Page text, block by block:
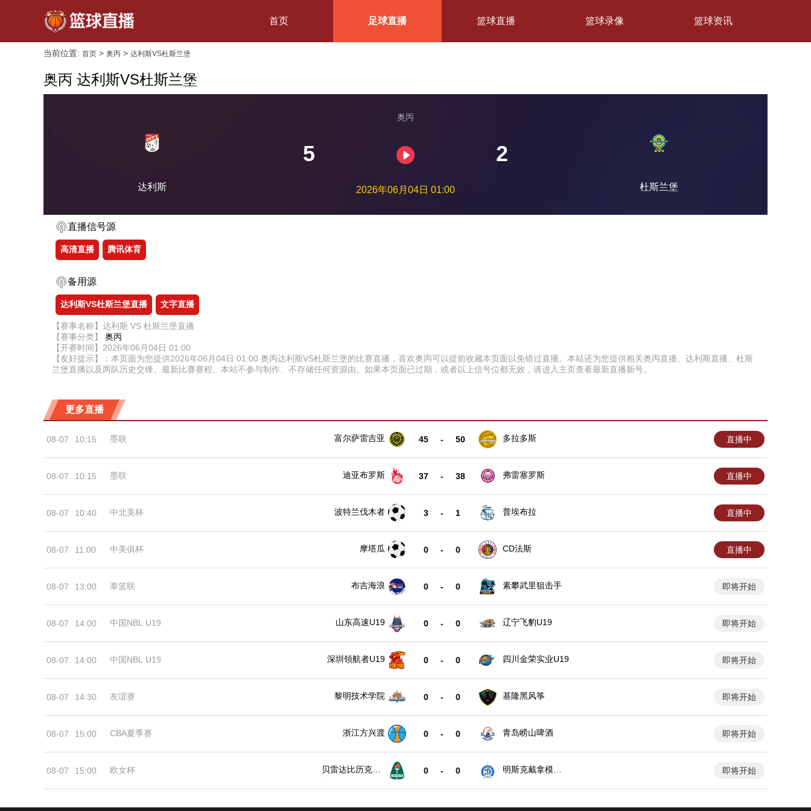
首页 足球直播 篮球直播 篮球录像 篮球资讯
当前位置: 首页 > 奥丙 > 达利斯VS杜斯兰堡
奥丙 达利斯VS杜斯兰堡
达利斯
奥丙
5 2
2026年06月04日 01:00 杜斯兰堡
直播信号源
高清直播 腾讯体育
备用源
达利斯VS杜斯兰堡直播 文字直播
【赛事名称】达利斯 VS 杜斯兰堡直播
【赛事分类】 奥丙
【开赛时间】2026年06月04日 01:00
【友好提示】：本页面为您提供2026年06月04日 01:00 奥丙达利斯VS杜斯兰堡的比赛直播，喜欢奥丙可以提前收藏本页面以免错过直播。本站还为您提供相关奥丙直播、达利斯直播、杜斯
兰堡直播以及两队历史交锋、最新比赛赛程。本站不参与制作、不存储任何资源由。如果本页面已过期，或者以上信号位都无效，请进入主页查看最新直播新号。
更多直播
08-07 10:15 墨联 富尔萨雷吉亚 45 - 50 多拉多斯 直播中
08-07 10:15 墨联 迪亚布罗斯 37 - 38 弗雷塞罗斯 直播中
08-07 10:40 中北美杯 波特兰伐木者 3 - 1 普埃布拉 直播中
08-07 11:00 中美俱杯 摩塔瓜 0 - 0 CD法斯 直播中
08-07 13:00 泰篮联 布吉海浪 0 - 0 素攀武里狙击手 即将开始
08-07 14:00 中国NBL U19 山东高速U19 0 - 0 辽宁飞豹U19 即将开始
08-07 14:00 中国NBL U19 深圳領航者U19 0 - 0 四川金荣实业U19 即将开始
08-07 14:30 友谊赛 黎明技术学院 0 - 0 基隆黑风筝 即将开始
08-07 15:00 CBA夏季赛 浙江方兴渡 0 - 0 青岛崂山啤酒 即将开始
08-07 15:00 欧女杯
贝雷达比历克女
0 - 0
明斯克戴拿模女
即将开始